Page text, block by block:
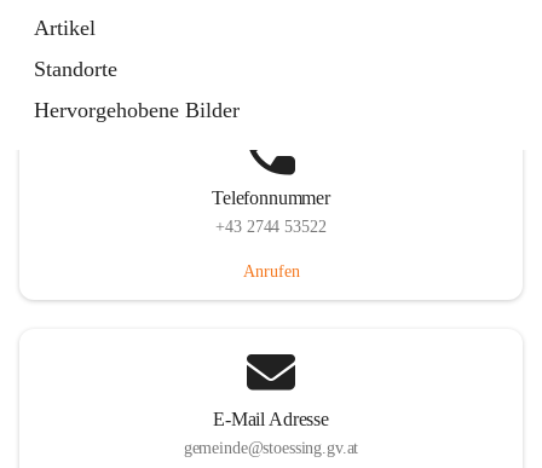
Artikel
Standorte
Hervorgehobene Bilder
Telefonnummer
+43 2744 53522
Anrufen
E-Mail Adresse
gemeinde@stoessing.gv.at